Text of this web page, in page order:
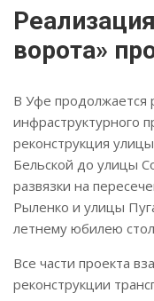
ворота»
В Уфе продолжается
инфраструктурного
реконструкция
Бельской до улицы
развязки на
Рыленко и улицы
летнему юбилею
Все части проекта
реконструкции